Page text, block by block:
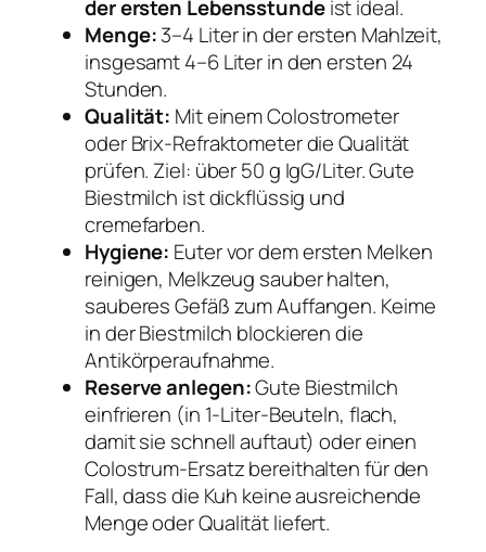
der ersten Lebensstundeist ideal.
Menge:3–4 Liter in der ersten Mahlzeit,
insgesamt 4–6 Liter in den ersten 24
Stunden.
Qualität: Mit einem Colostrometer
oder Brix-Refraktometer die Qualität
prüfen. Ziel: über 50 g IgG/Liter. Gute
Biestmilch ist dickflüssig und
cremefarben.
Hygiene: Euter vor dem ersten Melken
reinigen, Melkzeug sauber halten,
sauberes Gefäß zum Auffangen. Keime
in der Biestmilch blockieren die
Antikörperaufnahme.
Reserve anlegen:Gute Biestmilch
einfrieren (in 1-Liter-Beuteln, flach,
damit sie schnell auftaut) oder einen
Colostrum-Ersatz bereithalten für den
Fall, dass die Kuh keine ausreichende
Menge oder Qualität liefert.